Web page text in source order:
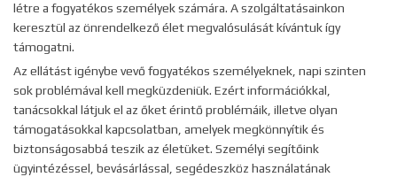
létre a fogyatékos személyek számára. A szolgáltatásainkon
keresztül az önrendelkező élet megvalósulását kívántuk így
támogatni.
Az ellátást igénybe vevő fogyatékos személyeknek, napi szinten
sok problémával kell megküzdeniük. Ezért információkkal,
tanácsokkal látjuk el az őket érintő problémáik, illetve olyan
támogatásokkal kapcsolatban, amelyek megkönnyítik és
biztonságosabbá teszik az életüket. Személyi segítőink
ügyintézéssel, bevásárlással, segédeszköz használatának